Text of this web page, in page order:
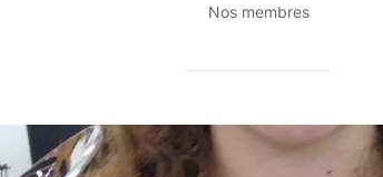
Nos membres